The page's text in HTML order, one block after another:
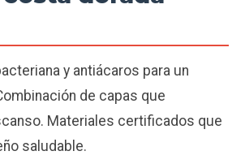
y antiácaros para un
de capas que
Materiales certificados que
saludable.